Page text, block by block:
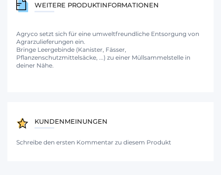
WEITERE PRODUKTINFORMATIONEN
Agryco setzt sich für eine umweltfreundliche Entsorgung von
Agrarzulieferungen ein.
Bringe Leergebinde (Kanister, Fässer,
Pflanzenschutzmittelsäcke, ...) zu einer Müllsammelstelle in
deiner Nähe.
KUNDENMEINUNGEN
Schreibe den ersten Kommentar zu diesem Produkt